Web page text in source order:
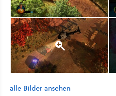
alle Bilder ansehen